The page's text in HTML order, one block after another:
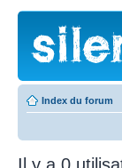
Index du forum
Il y a 0